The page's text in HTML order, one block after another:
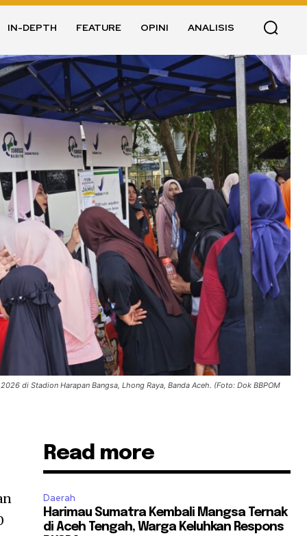
IN-DEPTH FEATURE OPINI ANALISIS
di Stadion Harapan Bangsa, Lhong Raya, Banda Aceh. (Foto: Dok BBPOM
Read more
Daerah
Harimau Sumatra Kembali Mangsa Ternak
di Aceh Tengah, Warga Keluhkan Respons